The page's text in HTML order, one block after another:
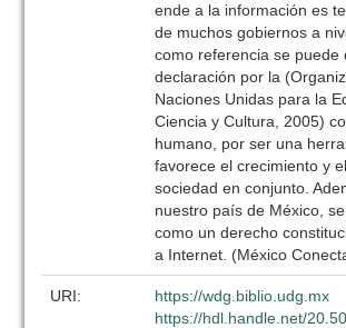
ende a la información es
de muchos gobiernos a
como referencia se puede
declaración por la
Naciones Unidas para la
Ciencia y Cultura, 2005)
humano, por ser una
favorece el crecimiento y
sociedad en conjunto.
nuestro país de México,
como un derecho
a Internet. (México
URI:
https://wdg.biblio.udg.mx
https://hdl.handle.net/